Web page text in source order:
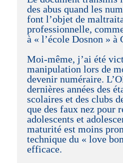
des abus quand les
font l’objet de
professionnelle,
à « l’école Dosnon » à
Moi-même, j’ai été
manipulation lors de
devenir numéraire.
dernières années des
scolaires et des clubs
que des faux nez pour
adolescents et
maturité est moins
technique du « love
efficace.